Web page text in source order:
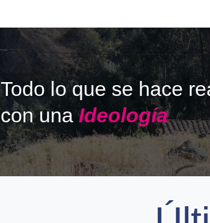
Todo lo que se hace
con unaIdeología